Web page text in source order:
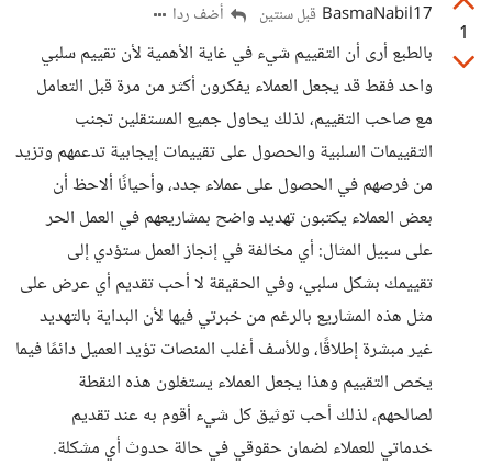
1
BasmaNabil17 قبل سنتين أضف ردا
بالطبع أرى أن التقييم شيء في غاية الأهمية لأن تقييم سلبي
واحد فقط قد يجعل العملاء يفكرون أكثر من مرة قبل التعامل
مع صاحب التقييم، لذلك يحاول جميع المستقلين تجنب
التقييمات السلبية والحصول على تقييمات إيجابية تدعمهم وتزيد
من فرصهم في الحصول على عملاء جدد، وأحيانًا ألاحظ أن
بعض العملاء يكتبون تهديد واضح بمشاريعهم في العمل الحر
على سبيل المثال: أي مخالفة في إنجاز العمل ستؤدي إلى
تقييمك بشكل سلبي، وفي الحقيقة لا أحب تقديم أي عرض على
مثل هذه المشاريع بالرغم من خبرتي فيها لأن البداية بالتهديد
غير مبشرة إطلاقًا، وللأسف أغلب المنصات تؤيد العميل دائمًا فيما
يخص التقييم وهذا يجعل العملاء يستغلون هذه النقطة
لصالحهم، لذلك أحب توثيق كل شيء أقوم به عند تقديم
خدماتي للعملاء لضمان حقوقي في حالة حدوث أي مشكلة.